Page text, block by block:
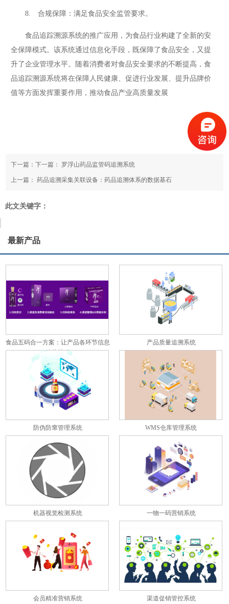
8. 合规保障：满足食品安全监管要求。
食品追踪溯源系统的推广应用，为食品行业构建了全新的安
全保障模式。该系统通过信息化手段，既保障了食品安全，又提
升了企业管理水平。随着消费者对食品安全要求的不断提高，食
品追踪溯源系统将在保障人民健康、促进行业发展、提升品牌价
值等方面发挥重要作用，推动食品产业高质量发展
下一篇：下一篇： 罗浮山药品监管码追溯系统
上一篇：药品追溯采集关联设备：药品追溯体系的数据基石
此文关键字：
最新产品
食品五码合一方案：让产品各环节信息
彼此关联
产品质量追溯系统
防伪防窜管理系统 WMS仓库管理系统
机器视觉检测系统 一物一码营销系统
会员精准营销系统 渠道促销管控系统